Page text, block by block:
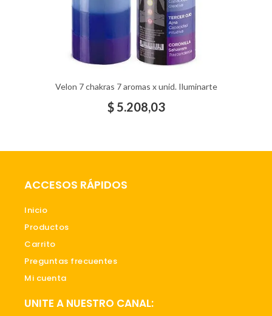
Velon 7 chakras 7 aromas x unid. Iluminarte
$5.208,03
ACCESOS RÁPIDOS
Inicio
Productos
Carrito
Preguntas frecuentes
Mi cuenta
UNITE A NUESTRO CANAL: